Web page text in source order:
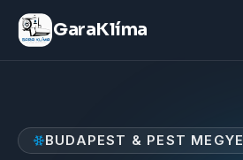
GaraKlíma
BUDAPEST & PEST MEGYE